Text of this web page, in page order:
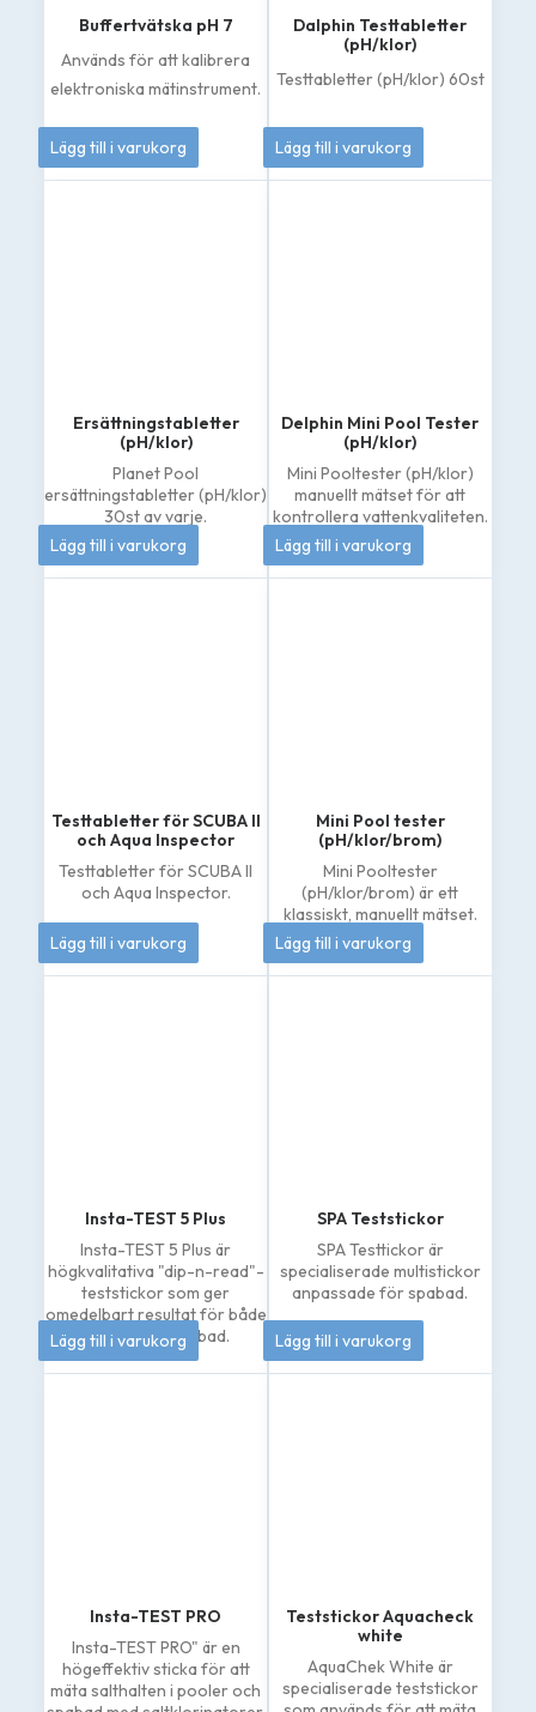
Buffertvätska pH 7
Används för att kalibrera
elektroniska mätinstrument.
50kr
Lägg till i varukorg
Dalphin Testtabletter
(pH/klor)
Testtabletter (pH/klor) 60st
144kr
Lägg till i varukorg
Ersättningstabletter
(pH/klor)
Planet Pool
ersättningstabletter (pH/klor)
30st av varje.
144kr
Lägg till i varukorg
Delphin Mini Pool Tester
(pH/klor)
Mini Pooltester (pH/klor)
manuellt mätset för att
kontrollera vattenkvaliteten.
133kr
Lägg till i varukorg
Testtabletter för SCUBA II
och Aqua Inspector
Testtabletter för SCUBA II
och Aqua Inspector.
206kr
Lägg till i varukorg
Mini Pool tester
(pH/klor/brom)
Mini Pooltester
(pH/klor/brom) är ett
klassiskt, manuellt mätset.
133kr
Lägg till i varukorg
Insta-TEST 5 Plus
Insta-TEST 5 Plus är
högkvalitativa "dip-n-read"-
teststickor som ger
omedelbart resultat för både
pooler och spabad.
208kr
Lägg till i varukorg
SPA Teststickor
SPA Testtickor är
specialiserade multistickor
anpassade för spabad.
145kr
Lägg till i varukorg
Insta-TEST PRO
Insta-TEST PRO" är en
högeffektiv sticka för att
mäta salthalten i pooler och
Teststickor Aquacheck
white
AquaChek White är
specialiserade teststickor